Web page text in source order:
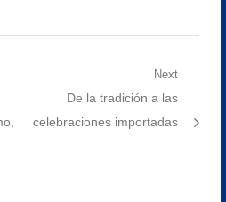
Next
Next
post:
De la tradición a las
celebraciones importadas